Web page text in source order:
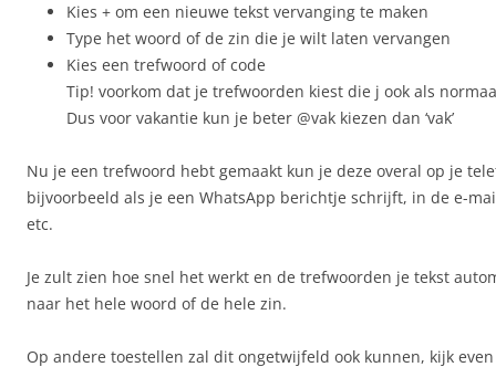
Kies + om een nieuwe tekst vervanging te maken
Type het woord of de zin die je wilt laten vervangen
Kies een trefwoord of code
Tip! voorkom dat je trefwoorden kiest die j ook als
Dus voor vakantie kun je beter @vak kiezen dan ‘vak’
Nu je een trefwoord hebt gemaakt kun je deze overal op je
bijvoorbeeld als je een WhatsApp berichtje schrijft, in de e-
etc.
Je zult zien hoe snel het werkt en de trefwoorden je tekst
naar het hele woord of de hele zin.
Op andere toestellen zal dit ongetwijfeld ook kunnen, kijk